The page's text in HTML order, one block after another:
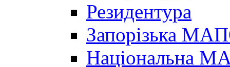
Резидентура
Запорізька
Національна